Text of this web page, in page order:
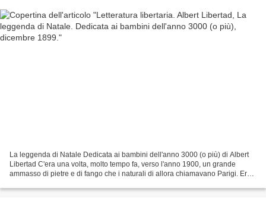
La leggenda di Natale Dedicata ai bambini dell'anno 3000 (o più) di Albert
Libertad C'era una volta, molto tempo fa, verso l'anno 1900, un grande
ammasso di pietre e di fango che i naturali di allora chiamavano Parigi. Era